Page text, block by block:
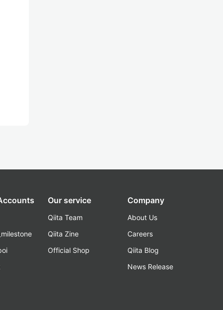
Our service
Qiita Team
Qiita Zine
Official Shop
Company
About Us
Careers
Qiita Blog
News Release